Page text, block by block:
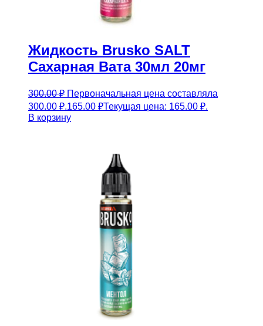
Жидкость Brusko SALT
Сахарная Вата 30мл 20мг
300.00₽ Первоначальная цена составляла
300.00 ₽.165.00 ₽Текущая цена: 165.00 ₽.
В корзину